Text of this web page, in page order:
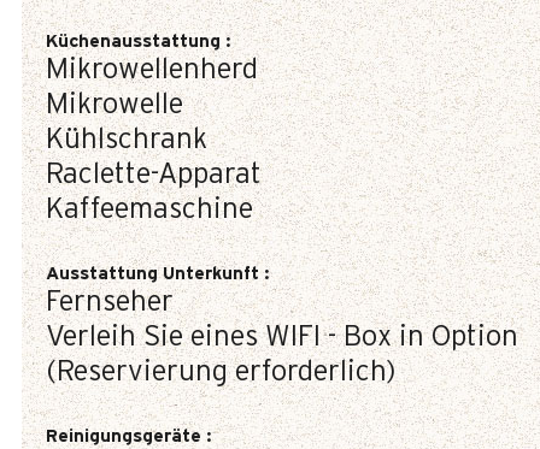
Küchenausstattung :
Mikrowellenherd
Mikrowelle
Kühlschrank
Raclette-Apparat
Kaffeemaschine
Ausstattung Unterkunft:
Fernseher
Verleih Sie eines WIFI - Box in Option
(Reservierung erforderlich)
Reinigungsgeräte :